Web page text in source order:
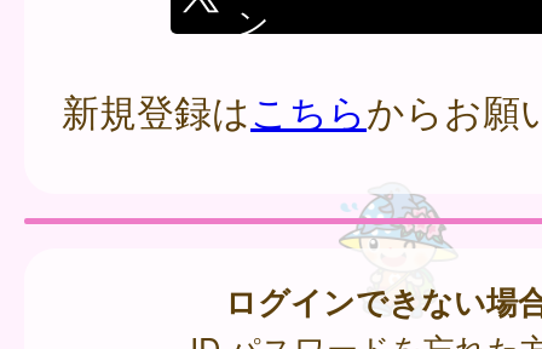
ン
新規登録はこちらからお願
ログインできない場